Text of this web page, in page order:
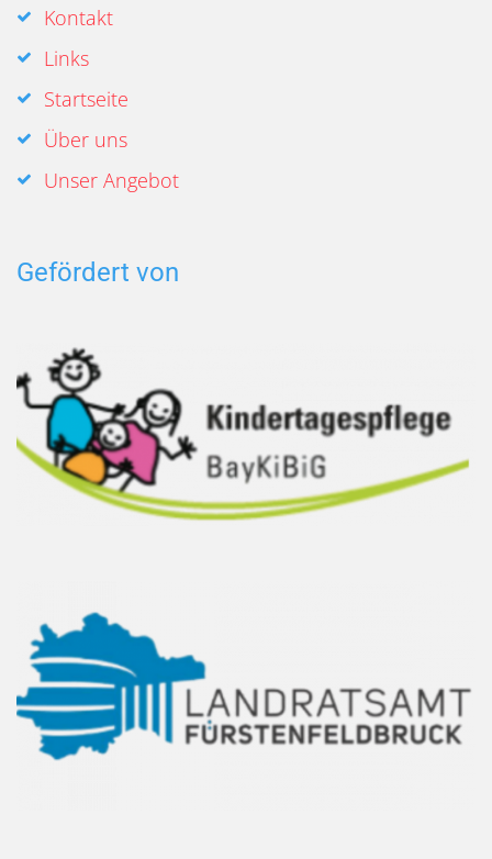
Kontakt
Links
Startseite
Über uns
Unser Angebot
Gefördert von